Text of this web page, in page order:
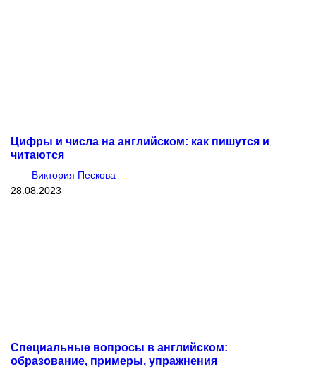
Цифры и числа на английском: как пишутся и
читаются
Виктория Пескова
28.08.2023
Специальные вопросы в английском:
образование, примеры, упражнения